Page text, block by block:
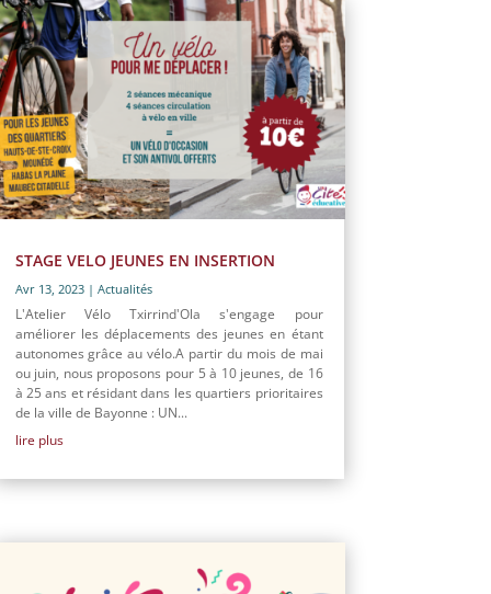
STAGE VELO JEUNES EN INSERTION
Avr 13, 2023| Actualités
L'Atelier Vélo Txirrind'Ola s'engage pour
améliorer les déplacements des jeunes en étant
autonomes grâce au vélo.A partir du mois de mai
ou juin, nous proposons pour 5 à 10 jeunes, de 16
à 25 ans et résidant dans les quartiers prioritaires
de la ville de Bayonne : UN...
lire plus